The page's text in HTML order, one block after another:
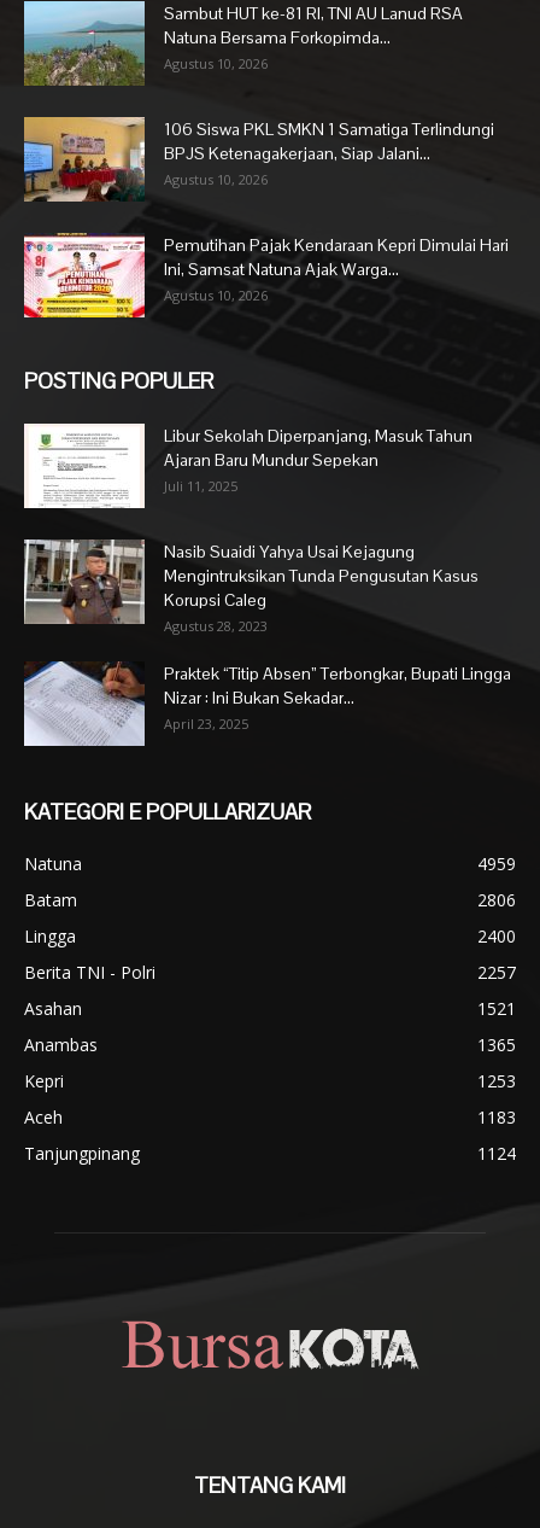
Sambut HUT ke-81 RI, TNI AU Lanud RSA
Natuna Bersama Forkopimda...
Agustus 10, 2026
106 Siswa PKL SMKN 1 Samatiga Terlindungi
BPJS Ketenagakerjaan, Siap Jalani...
Agustus 10, 2026
Pemutihan Pajak Kendaraan Kepri Dimulai Hari
Ini, Samsat Natuna Ajak Warga...
Agustus 10, 2026
POSTING POPULER
Libur Sekolah Diperpanjang, Masuk Tahun
Ajaran Baru Mundur Sepekan
Juli 11, 2025
Nasib Suaidi Yahya Usai Kejagung
Mengintruksikan Tunda Pengusutan Kasus
Korupsi Caleg
Agustus 28, 2023
Praktek “Titip Absen” Terbongkar, Bupati Lingga
Nizar : Ini Bukan Sekadar...
April 23, 2025
KATEGORI E POPULLARIZUAR
Natuna
4959
Batam
2806
Lingga
2400
Berita TNI - Polri
2257
Asahan
1521
Anambas
1365
Kepri
1253
Aceh
1183
Tanjungpinang
1124
TENTANG KAMI